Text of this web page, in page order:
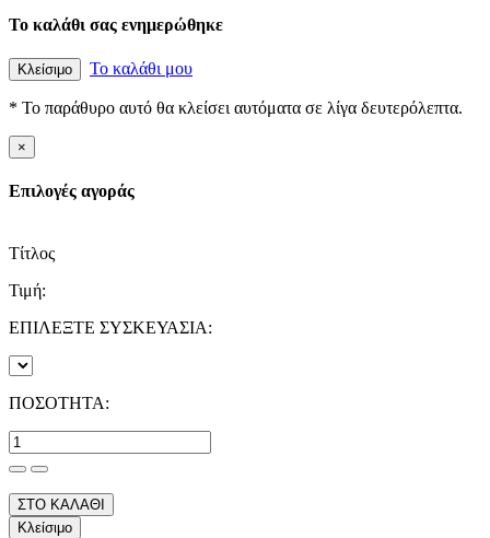
Το καλάθι σας ενημερώθηκε
Κλείσιμο Το καλάθι μου
* Το παράθυρο αυτό θα κλείσει αυτόματα σε λίγα δευτερόλεπτα.
×
Επιλογές αγοράς
Τίτλος
Τιμή:
ΕΠΙΛΕΞΤΕ ΣΥΣΚΕΥΑΣΙΑ:
ΠΟΣΟΤΗΤΑ:
ΣΤΟ ΚΑΛΑΘΙ
Κλείσιμο